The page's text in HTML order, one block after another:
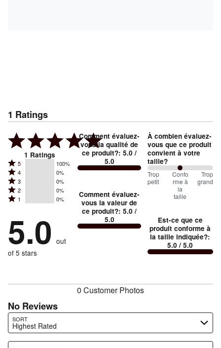
1 Ratings
1 Ratings
Rated
5
stars
by
of
reviewers
5 100%
Rated
4
stars
by
of
reviewers
4 0%
Rated
3
stars
0%
of
reviewers
3 0%
Rated
2
by
0%
of
reviewers
2 0%
Rated
stars
by
0%
of
1 0%
5.0 out
of 5 stars
Comment évaluez-
vous la qualité de
ce produit?:5.0 /
5.0
Comment évaluez-
vous la valeur de
ce produit?:5.0 /
5.0
À combien évaluez-
vous que ce produit
convient à votre
taille?
100
between
and
Conforme
à
Trop
petit
Confo
rme à
la
taille
Trop
grand
Est-ce que ce
produit conforme à
la taille indiquée?:
5.0 / 5.0
0 Customer Photos
No Reviews
SORT
Highest Rated
Search reviews…